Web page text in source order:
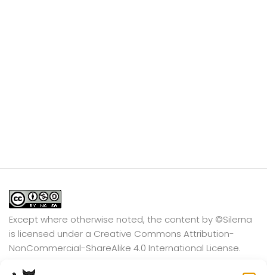
Except where otherwise noted, the content by ©Silerna
is licensed under a Creative Commons Attribution-
NonCommercial-ShareAlike 4.0 International License.